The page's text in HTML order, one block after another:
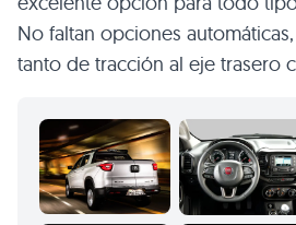
No faltan opciones
tanto de tracción al eje trasero